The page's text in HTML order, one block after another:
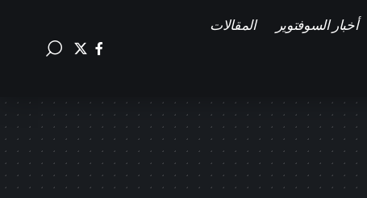
أخبار السوفتوير المقالات